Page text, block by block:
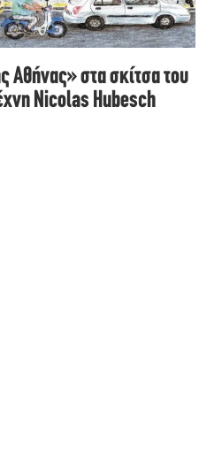
Αθήνας» στα σκίτσα του
Nicolas Hubesch